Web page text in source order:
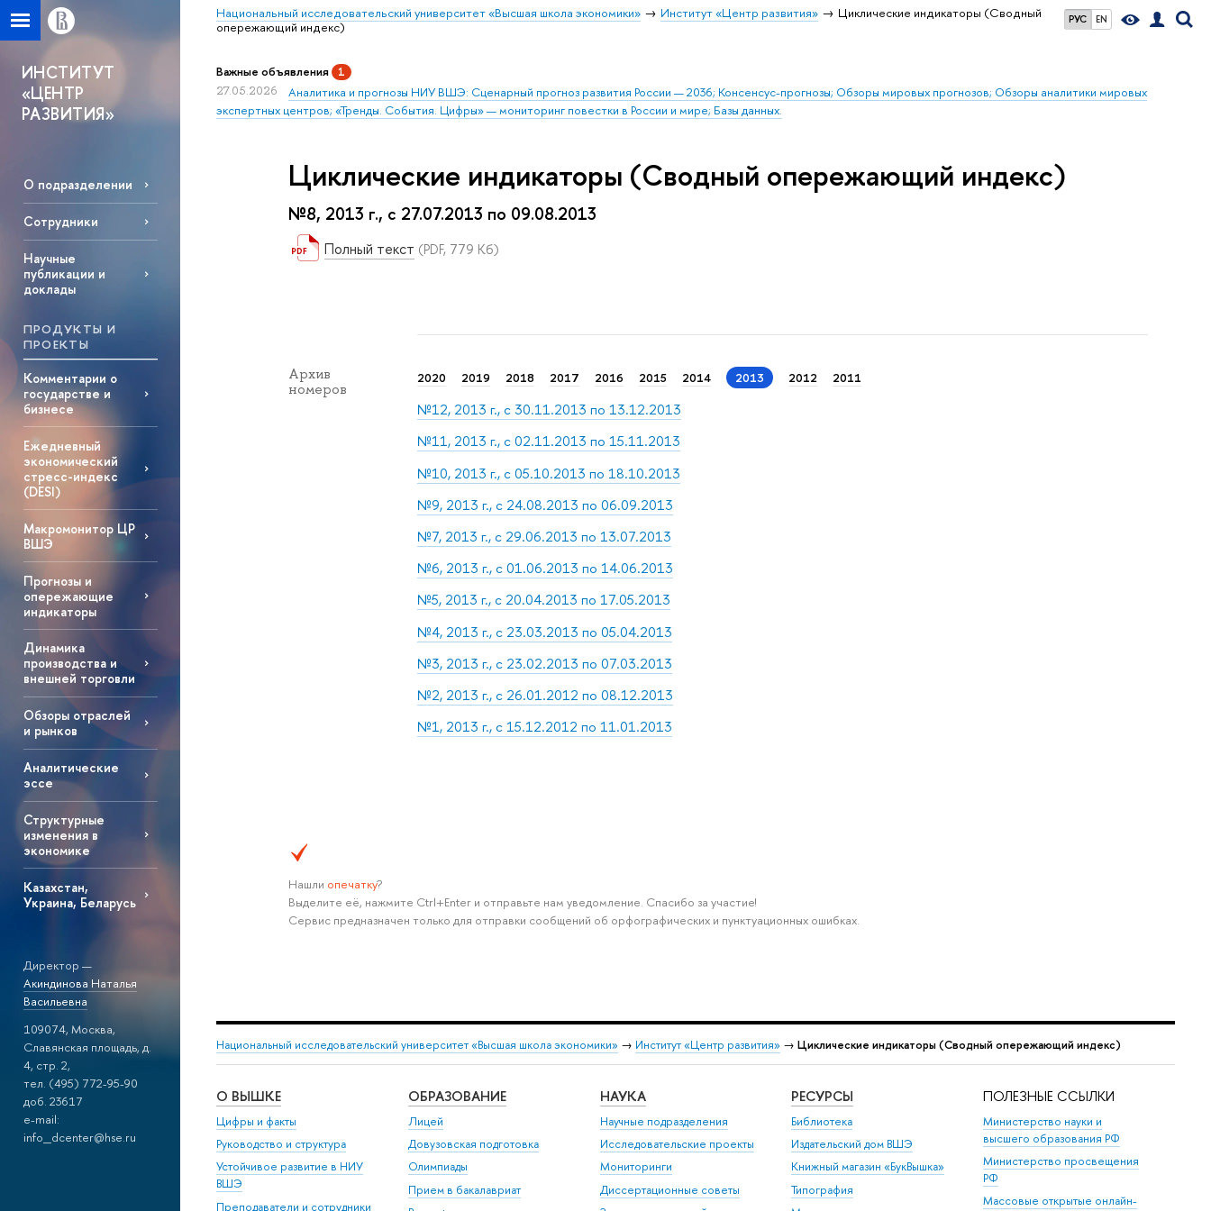
РУС EN
Национальный исследовательский университет «Высшая школа экономики» Институт «Центр развития»
Циклические индикаторы (Сводный
опережающий индекс)
ИНСТИТУТ
«ЦЕНТР
РАЗВИТИЯ»
О подразделении
Сотрудники
Научные
публикации и
доклады
ПРОДУКТЫ И
ПРОЕКТЫ
Комментарии о
государстве и
бизнесе
Ежедневный
экономический
стресс-индекс
(DESI)
Макромонитор ЦР
ВШЭ
Прогнозы и
опережающие
индикаторы
Динамика
производства и
внешней торговли
Обзоры отраслей
и рынков
Аналитические
эссе
Структурные
изменения в
экономике
Казахстан,
Украина, Беларусь
Директор —
Акиндинова Наталья
Васильевна
109074, Москва,
Славянская площадь, д.
4, стр. 2,
тел. (495) 772-95-90
доб. 23617
e-mail:
info_dcenter@hse.ru
Важные объявления 1
27.05.2026
Аналитика и прогнозы НИУ ВШЭ: Сценарный прогноз развития России — 2036; Консенсус-прогнозы; Обзоры мировых прогнозов; Обзоры аналитики мировых
экспертных центров; «Тренды. События. Цифры» — мониторинг повестки в России и мире; Базы данных.
Циклические индикаторы (Сводный опережающий индекс)
№8, 2013 г., с 27.07.2013 по 09.08.2013
Полный текст (PDF, 779 Кб)
Архив
номеров
2020 2019 2018 2017 2016 2015 2014 2013 2012 2011
№12, 2013 г., с 30.11.2013 по 13.12.2013
№11, 2013 г., с 02.11.2013 по 15.11.2013
№10, 2013 г., с 05.10.2013 по 18.10.2013
№9, 2013 г., с 24.08.2013 по 06.09.2013
№7, 2013 г., с 29.06.2013 по 13.07.2013
№6, 2013 г., с 01.06.2013 по 14.06.2013
№5, 2013 г., с 20.04.2013 по 17.05.2013
№4, 2013 г., с 23.03.2013 по 05.04.2013
№3, 2013 г., с 23.02.2013 по 07.03.2013
№2, 2013 г., с 26.01.2012 по 08.12.2013
№1, 2013 г., с 15.12.2012 по 11.01.2013
Нашли опечатку?
Выделите её, нажмите Ctrl+Enter и отправьте нам уведомление. Спасибо за участие!
Сервис предназначен только для отправки сообщений об орфографических и пунктуационных ошибках.
Национальный исследовательский университет «Высшая школа экономики» → Институт «Центр развития» → Циклические индикаторы (Сводный опережающий индекс)
О ВЫШКЕ
Цифры и факты
Руководство и структура
Устойчивое развитие в НИУ
ВШЭ
Преподаватели и сотрудники
ОБРАЗОВАНИЕ
Лицей
Довузовская подготовка
Олимпиады
Прием в бакалавриат
НАУКА
Научные подразделения
Исследовательские проекты
Мониторинги
Диссертационные советы
РЕСУРСЫ
Библиотека
Издательский дом ВШЭ
Книжный магазин «БукВышка»
Типография
ПОЛЕЗНЫЕ ССЫЛКИ
Министерство науки и
высшего образования РФ
Министерство просвещения
РФ
Массовые открытые онлайн-